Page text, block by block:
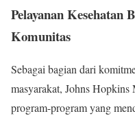
Pelayanan Kesehatan
Komunitas
Sebagai bagian dari
masyarakat, Johns
program-program yang